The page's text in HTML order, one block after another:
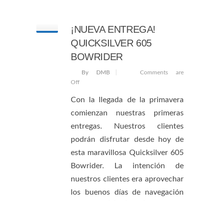
¡NUEVA ENTREGA!
QUICKSILVER 605
BOWRIDER
By DMB
Comments are
Off
Con la llegada de la primavera
comienzan nuestras primeras
entregas. Nuestros clientes
podrán disfrutar desde hoy de
esta maravillosa Quicksilver 605
Bowrider. La intención de
nuestros clientes era aprovechar
los buenos días de navegación